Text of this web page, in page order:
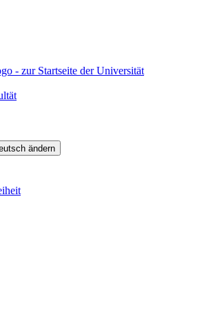
- zur Startseite der Universität
ändern